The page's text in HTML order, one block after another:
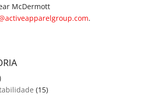
McDermott
.
(15)